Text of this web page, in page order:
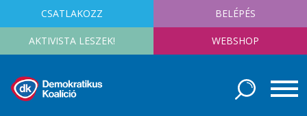
CSATLAKOZZ BELÉPÉS
AKTIVISTA LESZEK! WEBSHOP